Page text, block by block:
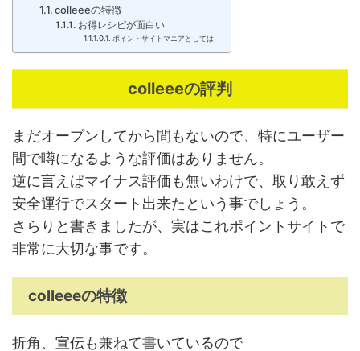
colleeeの特徴
お得レシピが面白い
ポイントサイトマニアとしては
colleeeの評判
まだオープンしてから間もないので、特にユーザー
間で噂になるような評価はありません。
逆に言えばマイナス評価も無いわけで、取り敢えず
安全運行でスタート出来たという事でしょう。
さらりと書きましたが、実はこれポイントサイトで
非常に大切な事です。
colleeeの特徴
折角、宣伝も兼ねて書いているので